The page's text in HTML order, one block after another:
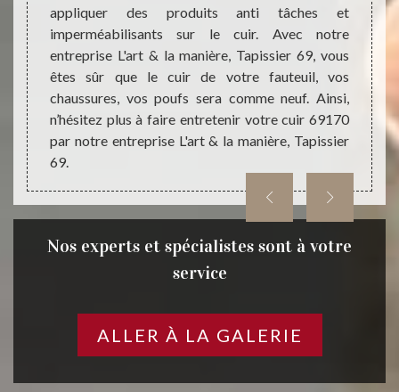
du
L'art
appliquer des produits anti tâches et
imperméabilisants sur le cuir. Avec notre
entreprise L'art & la manière, Tapissier 69, vous
êtes sûr que le cuir de votre fauteuil, vos
chaussures, vos poufs sera comme neuf. Ainsi,
n’hésitez plus à faire entretenir votre cuir 69170
par notre entreprise L'art & la manière, Tapissier
69.
de
la
cela
Nos experts et spécialistes sont à votre
service
ALLER À LA GALERIE